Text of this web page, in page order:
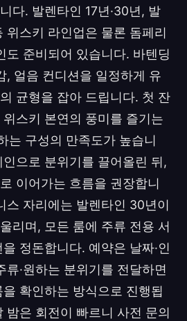
다. 발렌타인 17년·30년, 발
위스키 라인업은 물론 돔페리
도 준비되어 있습니다. 바텐딩
, 얼음 컨디션을 일정하게 유
균형을 잡아 드립니다. 첫 잔
스키 본연의 풍미를 즐기는
는 구성의 만족도가 높습니
으로 분위기를 끌어올린 뒤,
이어가는 흐름을 권장합니
스 자리에는 발렌타인 30년이
리며, 모든 룸에 주류 전용 서
정돈합니다. 예약은 날짜·인
류·원하는 분위기를 전달하면
확인하는 방식으로 진행됩
밤은 회전이 빠르니 사전 문의